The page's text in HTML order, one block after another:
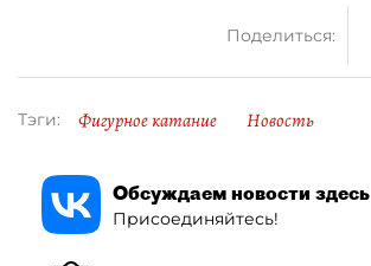
Поделиться:
Тэги: Фигурное катание Новость
Обсуждаем новости здесь
Присоединяйтесь!